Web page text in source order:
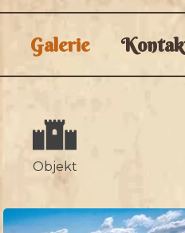
Galerie
Objekt